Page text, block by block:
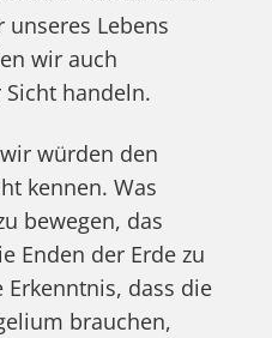
unseres Lebens
wir auch
handeln.
würden den
kennen. Was
bewegen, das
Enden der Erde zu
dass die
brauchen,